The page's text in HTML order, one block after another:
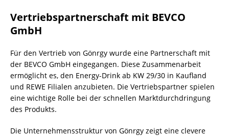
Vertriebspartnerschaft mit BEVCO
GmbH
Für den Vertrieb von Gönrgy wurde eine Partnerschaft mit
der BEVCO GmbH eingegangen. Diese Zusammenarbeit
ermöglicht es, den Energy-Drink ab KW 29/30 in Kaufland
und REWE Filialen anzubieten. Die Vertriebspartner spielen
eine wichtige Rolle bei der schnellen Marktdurchdringung
des Produkts.
Die Unternehmensstruktur von Gönrgy zeigt eine clevere